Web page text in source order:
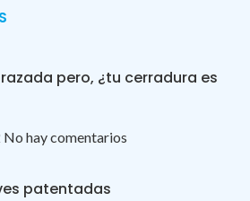
pero, ¿tu cerradura es
No hay comentarios
patentadas